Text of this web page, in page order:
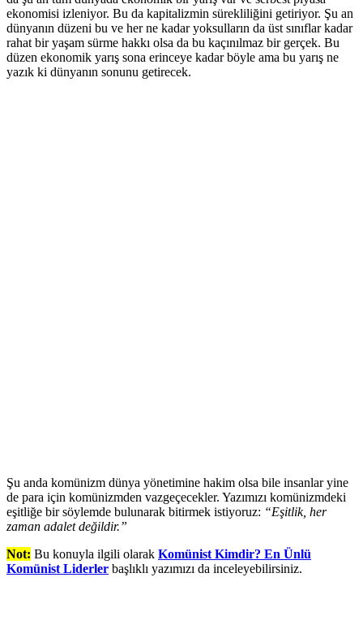
ekonomisi izleniyor. Bu da kapitalizmin sürekliliğini getiriyor. Şu an
dünyanın düzeni bu ve her ne kadar yoksulların da üst sınıflar kadar
rahat bir yaşam sürme hakkı olsa da bu kaçınılmaz bir gerçek. Bu
düzen ekonomik yarış sona erinceye kadar böyle ama bu yarış ne
yazık ki dünyanın sonunu getirecek.
Şu anda komünizm dünya yönetimine hakim olsa bile insanlar yine
de para için komünizmden vazgeçecekler. Yazımızı komünizmdeki
eşitliğe bir söylemde bulunarak bitirmek istiyoruz: “Eşitlik, her
zaman adalet değildir.”
Not: Bu konuyla ilgili olarak Komünist Kimdir? En Ünlü
Komünist Liderler başlıklı yazımızı da inceleyebilirsiniz.